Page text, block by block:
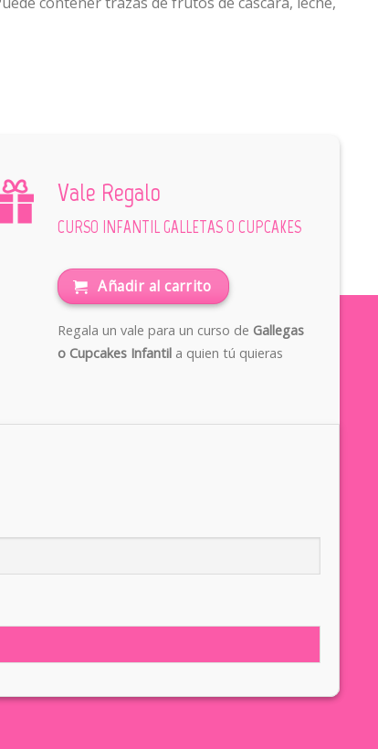
Vale Regalo
CURSO INFANTIL GALLETAS O CUPCAKES
Añadir al carrito
Regala un vale para un curso de Gallegas
o Cupcakes Infantil a quien tú quieras